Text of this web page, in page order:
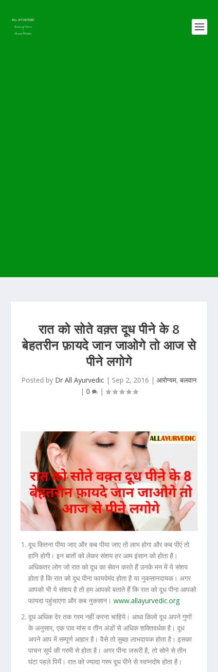
रात को सोते वक़्त दूध पीने के 8
बेहतरीन फ़ायदे जान जाओगे तो आज से
पीने लगोगे
Posted by Dr All Ayurvedic | Sep 2, 2016 | आरोग्यम, बलवान
| 0 |
दूध कितना पीया जाए और कब पीया जाए तो लाभ होगा और कब पीएं तो
हानि होगी। इन बातों को लेकर संशय हर आम इंसान को होता है।
अधिकतर लोग जो रात को दूध का सेवन करते हैं उनके मन में ये संशय
होता है कि रात को दूध पीना फायदेमंद होता है या नुकसानदायक। अगर
आपको भी ये संशय है तो हम आपको बताते हैं कि रात को दूध पीना आपको
फायदा पहुंचाएगा और कब नुकसान।www.allayurvedic.org
दूध अधिक देर तक गरम नहीं करना चाहिये। आधा किलो दूध अपने गुणों
के अनुसार, एक पाव मांस व तीन अंडों से अधिक शक्तिवर्धक है। दूध
अपने आप में सम्पूर्ण आहार है। वैसे तो सुबह लाभदायक होता है। इसका
पाचन सूर्य की गरमी से होता है। अगर पीना जरूरी है, तो सोने से तीन
घंटा पहले पियें। रात को ज्यादा गरम दूध पीने से स्वप्नदोष होता है।